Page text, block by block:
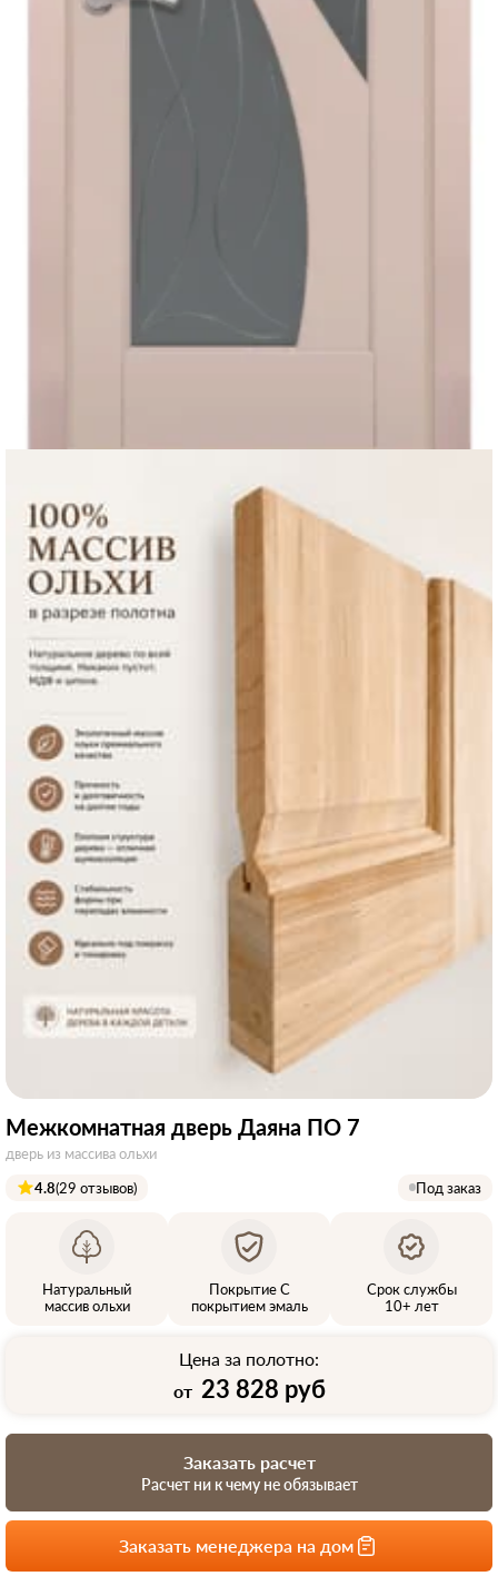
Межкомнатная дверь Даяна ПО 7
дверь из массива ольхи
4.8(29 отзывов) Под заказ
Натуральный
массив ольхи
Покрытие С
покрытием эмаль
Срок службы
10+ лет
Цена за полотно:
от 23 828 руб
Заказать расчет
Расчет ни к чему не обязывает
Заказать менеджера на дом